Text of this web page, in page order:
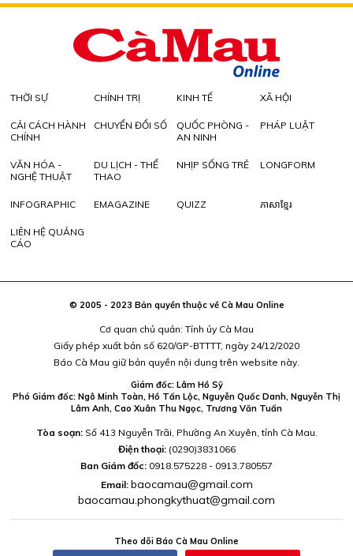
THỜI SỰ CHÍNH TRỊ KINH TẾ XÃ HỘI
CẢI CÁCH HÀNH
CHÍNH
CHUYỂN ĐỔI SỐ
QUỐC PHÒNG -
AN NINH
PHÁP LUẬT
VĂN HÓA -
NGHỆ THUẬT
DU LỊCH - THỂ
THAO
NHỊP SỐNG TRẺ LONGFORM
INFOGRAPHIC EMAGAZINE QUIZZ ភាសាខ្មែរ
LIÊN HỆ QUẢNG
CÁO
© 2005 - 2023 Bản quyền thuộc về Cà Mau Online
Cơ quan chủ quản: Tỉnh ủy Cà Mau
Giấy phép xuất bản số 620/GP-BTTTT, ngày 24/12/2020
Báo Cà Mau giữ bản quyền nội dung trên website này.
Giám đốc: Lâm Hồ Sỹ
Phó Giám đốc: Ngô Minh Toàn, Hồ Tấn Lộc, Nguyễn Quốc Danh, Nguyễn Thị
Lâm Anh, Cao Xuân Thu Ngọc, Trương Văn Tuấn
Tòa soạn:Số 413 Nguyễn Trãi, Phường An Xuyên, tỉnh Cà Mau.
Điện thoại: (0290)3831066
Ban Giám đốc: 0918.575228 - 0913.780557
Email: baocamau@gmail.com
baocamau.phongkythuat@gmail.com
Theo dõi Báo Cà Mau Online